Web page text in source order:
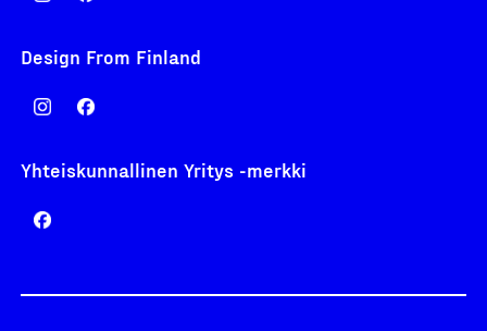
Design From Finland
Yhteiskunnallinen Yritys -merkki